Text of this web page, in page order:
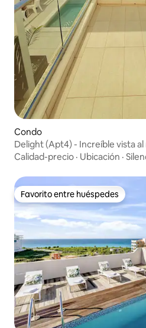
Condo
Delight (Apt4) - Increíble vista
Calidad-precio · Ubicación ·
Favorito entre huéspedes
Favorito entre huéspedes